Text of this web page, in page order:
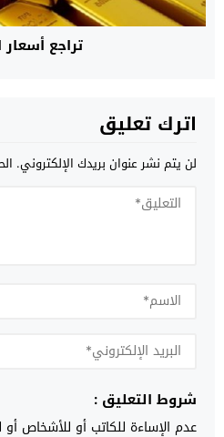
تراجع
اترك تعليق
لن يتم نشر عنوان بريدك الإلكتروني.
شروط التعليق :
عدم الإساءة للكاتب أو للأشخاص